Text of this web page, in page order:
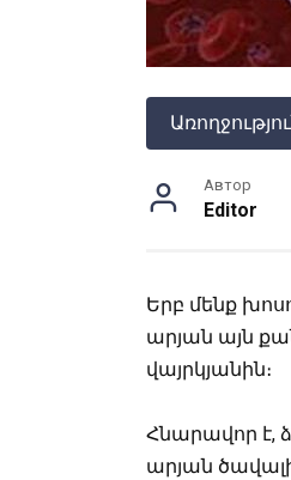
Автор
Editor
Երբ մենք
արյան այն
վայրկյանին։
Հնարավոր է,
արյան ծավալի